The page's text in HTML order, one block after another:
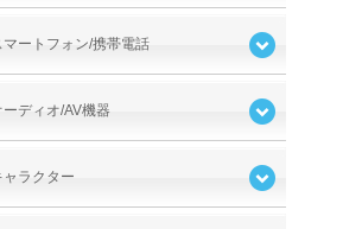
マートフォン/携帯電話
ーディオ/AV機器
ャラクター